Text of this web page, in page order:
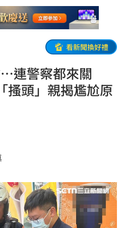
看新聞換好禮
連警察都來關
搔頭」親揭尷尬原